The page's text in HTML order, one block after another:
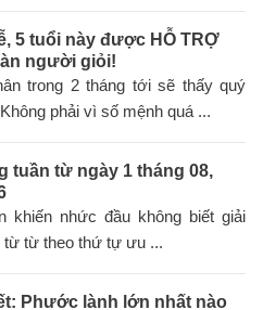
5 tuổi này được HỖ TRỢ
người giỏi!
trong 2 tháng tới sẽ thấy quý
phải vì số mệnh quá ...
tuần từ ngày 1 tháng 08,
khiến nhức đầu không biết giải
từ từ theo thứ tự ưu ...
Phước lành lớn nhất nào